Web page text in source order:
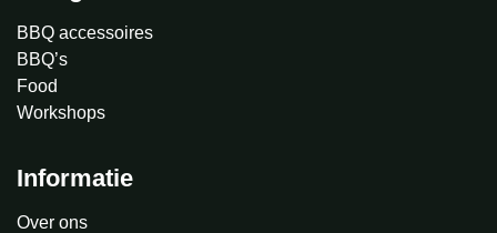
BBQ accessoires
BBQ’s
Food
Workshops
Informatie
Over ons